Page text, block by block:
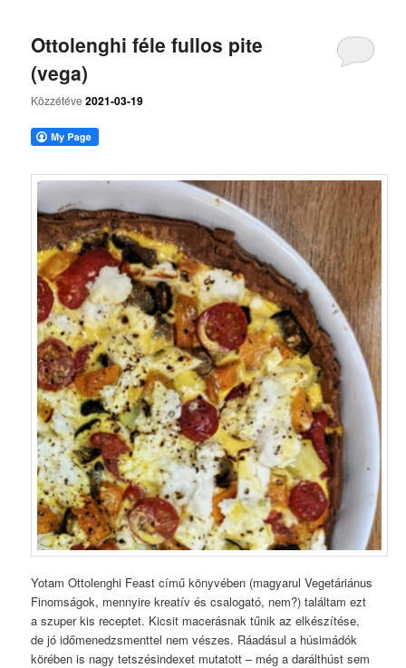
Ottolenghi féle fullos pite
(vega)
Közzétéve2021-03-19
Yotam Ottolenghi Feast című könyvében (magyarul Vegetáriánus
Finomságok, mennyire kreatív és csalogató, nem?) találtam ezt
a szuper kis receptet. Kicsit macerásnak tűnik az elkészítése,
de jó időmenedzsmenttel nem vészes. Ráadásul a húsimádók
körében is nagy tetszésindexet mutatott – még a darálthúst sem